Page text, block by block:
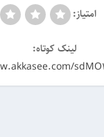
امتیاز:
لینک کوتاه: